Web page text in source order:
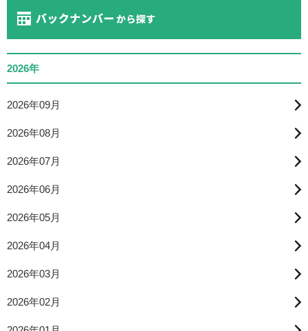
2026年
2026年09月
2026年08月
2026年07月
2026年06月
2026年05月
2026年04月
2026年03月
2026年02月